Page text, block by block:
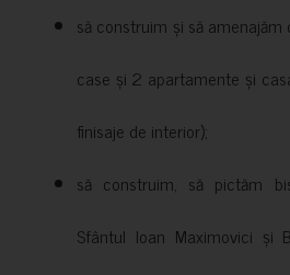
să construim și să
case și 2 apartamente și
finisaje de interior);
să construim, să pictăm
Sfântul Ioan Maximovici și